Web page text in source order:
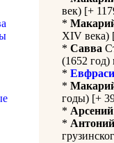
век) [+
*
XIV века)
* Савва
(1652
*
*
годы) [+
* Арсений
* Антоний